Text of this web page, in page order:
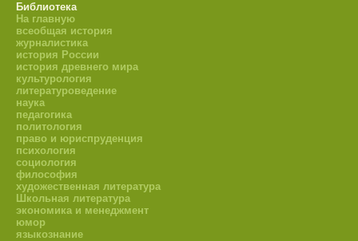
Библиотека
На главную
всеобщая история
журналистика
история России
история древнего мира
культурология
литературоведение
наука
педагогика
политология
право и юриспруденция
психология
социология
философия
художественная литература
Школьная литература
экономика и менеджмент
юмор
языкознание